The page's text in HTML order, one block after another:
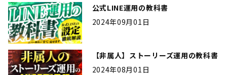
公式LINE運用の教科書
2024年09月01日
【非属人】ストーリーズ運用の教科書
2024年08月01日